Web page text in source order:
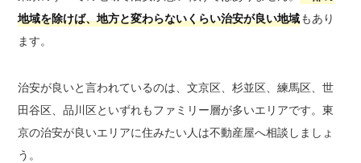
地域を除けば、地方と変わらないくらい治安が良い地域もあり
ます。
治安が良いと言われているのは、文京区、杉並区、練馬区、世
田谷区、品川区といずれもファミリー層が多いエリアです。東
京の治安が良いエリアに住みたい人は不動産屋へ相談しましょ
う。